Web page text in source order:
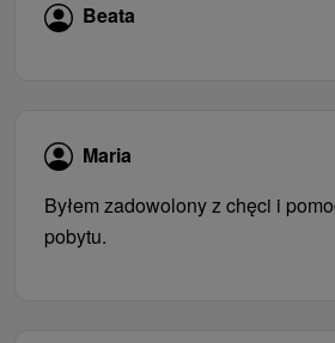
Beata
Maria
Byłem zadowolony z chęci i
pobytu.